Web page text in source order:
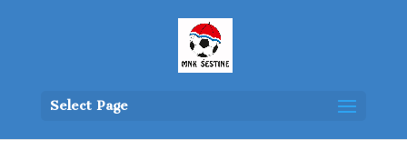
Select Page